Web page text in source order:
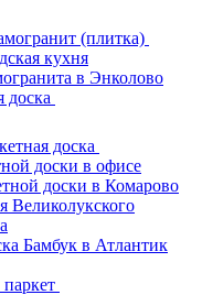
(плитка)
кухня
в Энколово
доска
доска
доски в офисе
доски в Комарово
Великолукского
Бамбук в Атлантик